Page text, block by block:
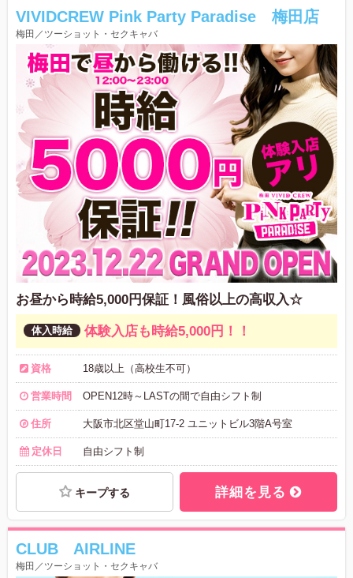
VIVIDCREW Pink Party Paradise 梅田店
梅田／ツーショット・セクキャバ
お昼から時給5,000円保証！風俗以上の高収入☆
体験入店も時給5,000円！！
資格 18歳以上（高校生不可）
営業時間 OPEN12時～LASTの間で自由シフト制
住所 大阪市北区堂山町17-2 ユニットビル3階A号室
定休日 自由シフト制
キープする 詳細を見る
CLUB AIRLINE
梅田／ツーショット・セクキャバ